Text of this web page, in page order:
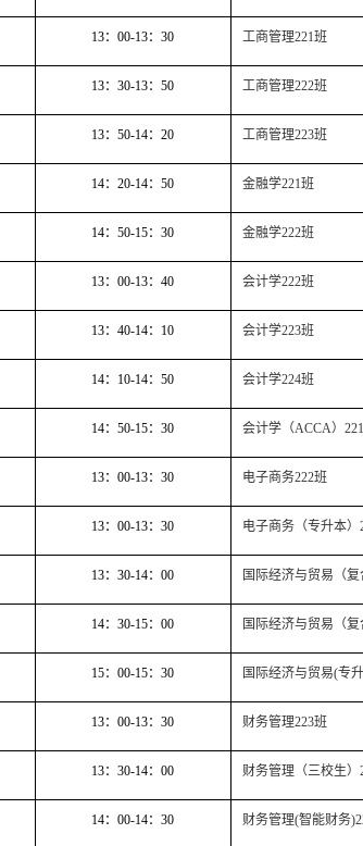
13： 00-13： 30 工商管理221班
13： 30-13： 50 工商管理222班
13： 50-14： 20 工商管理223班
14： 20-14： 50 金融学221班
14： 50-15： 30 金融学222班
13： 00-13： 40 会计学222班
13： 40-14： 10 会计学223班
14： 10-14： 50 会计学224班
14： 50-15： 30 会计学（ACCA） 221
13： 00-13： 30 电子商务222班
13： 00-13： 30 电子商务（专升本）
13： 30-14： 00 国际经济与贸易（复
14： 30-15： 00 国际经济与贸易（复
15： 00-15： 30 国际经济与贸易(专
13： 00-13： 30 财务管理223班
13： 30-14： 00 财务管理（三校生）
14： 00-14： 30 财务管理(智能财务